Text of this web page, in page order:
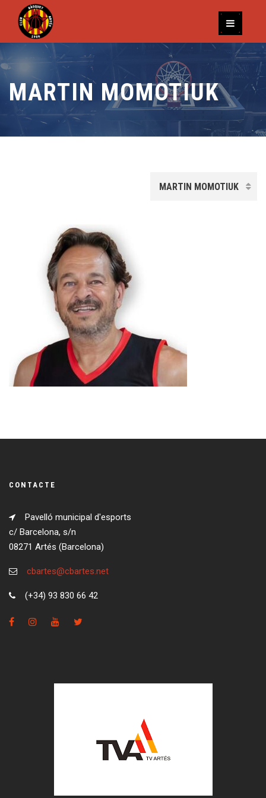
MARTIN MOMOTIUK
CONTACTE
Pavelló municipal d'esports
c/ Barcelona, s/n
08271 Artés (Barcelona)
cbartes@cbartes.net
(+34) 93 830 66 42